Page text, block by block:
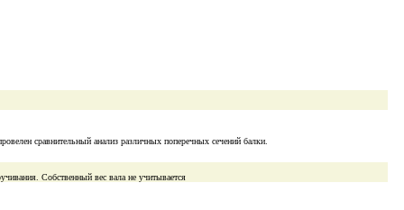
сравнительный анализ различных поперечных сечений балки.
Собственный вес вала не учитывается